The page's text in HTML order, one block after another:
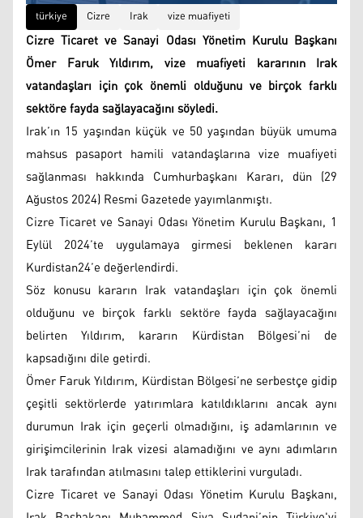
türkiye
Cizre Irak vize muafiyeti
Cizre Ticaret ve Sanayi Odası Yönetim Kurulu Başkanı
Ömer Faruk Yıldırım, vize muafiyeti kararının Irak
vatandaşları için çok önemli olduğunu ve birçok farklı
sektöre fayda sağlayacağını söyledi.
Irak’ın 15 yaşından küçük ve 50 yaşından büyük umuma
mahsus pasaport hamili vatandaşlarına vize muafiyeti
sağlanması hakkında Cumhurbaşkanı Kararı, dün (29
Ağustos 2024) Resmi Gazetede yayımlanmıştı.
Cizre Ticaret ve Sanayi Odası Yönetim Kurulu Başkanı, 1
Eylül 2024’te uygulamaya girmesi beklenen kararı
Kurdistan24’e değerlendirdi.
Söz konusu kararın Irak vatandaşları için çok önemli
olduğunu ve birçok farklı sektöre fayda sağlayacağını
belirten Yıldırım, kararın Kürdistan Bölgesi’ni de
kapsadığını dile getirdi.
Ömer Faruk Yıldırım, Kürdistan Bölgesi’ne serbestçe gidip
çeşitli sektörlerde yatırımlara katıldıklarını ancak aynı
durumun Irak için geçerli olmadığını, iş adamlarının ve
girişimcilerinin Irak vizesi alamadığını ve aynı adımların
Irak tarafından atılmasını talep ettiklerini vurguladı.
Cizre Ticaret ve Sanayi Odası Yönetim Kurulu Başkanı,